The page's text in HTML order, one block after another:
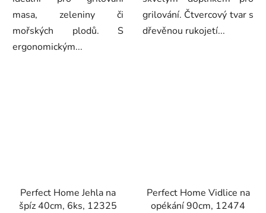
masa, zeleniny či
mořských plodů. S
ergonomickým...
grilování. Čtvercový tvar s
dřevěnou rukojetí...
Perfect Home Jehla na
špíz 40cm, 6ks, 12325
Perfect Home Vidlice na
opékání 90cm, 12474